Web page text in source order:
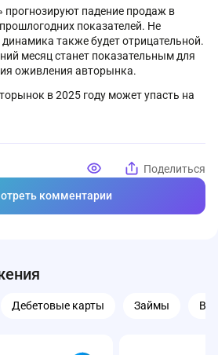
прогнозируют падение продаж в
показателей. Не
также будет отрицательной.
месяц станет показательным для
оживления авторынка.
в 2025 году может упасть на
Поделиться
комментарии
Дебетовые карты Займы